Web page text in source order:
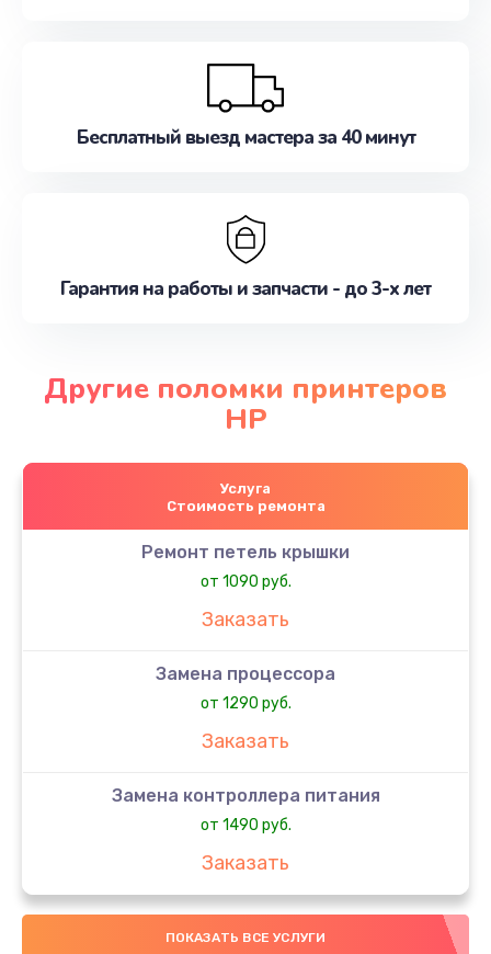
Бесплатный выезд мастера за 40 минут
Гарантия на работы и запчасти - до 3-х лет
Другие поломки принтеров
HP
Услуга
Стоимость ремонта
Ремонт петель крышки
от 1090 руб.
Заказать
Замена процессора
от 1290 руб.
Заказать
Замена контроллера питания
от 1490 руб.
Заказать
Замена шим-контроллера
от 3900 руб.
ПОКАЗАТЬ ВСЕ УСЛУГИ